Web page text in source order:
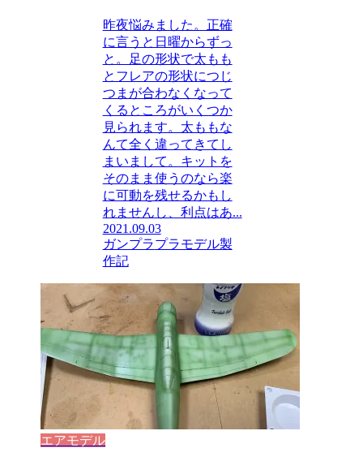
昨夜悩みました。正確
に言うと日曜からずっ
と。足の形状で太もも
とフレアの形状につじ
つまが合わなくなって
くるところがいくつか
見られます。太ももな
んて全く違ってきてし
まいまして。キットを
そのまま使うのなら楽
に可動を残せるかもし
れませんし、利点はあ...
2021.09.03
ガンプラプラモデル製
作記
エアモデル